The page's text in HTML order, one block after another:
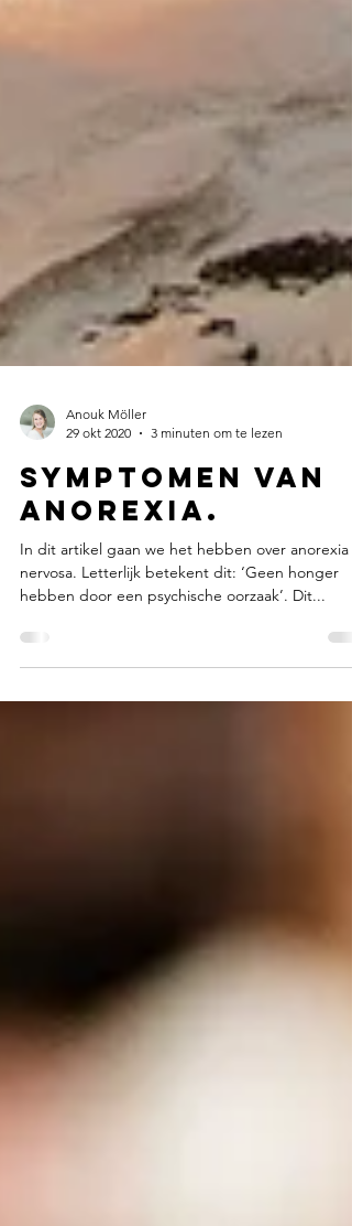
Anouk Möller
29 okt 2020
3 minuten om te lezen
symptomen van
anorexia.
nervosa. Letterlijk betekent dit: ‘Geen honger
hebben door een psychische oorzaak’. Dit...